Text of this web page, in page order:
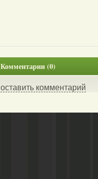
Комментарии (0)
оставить комментарий